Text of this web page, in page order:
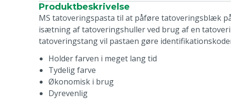
Produktbeskrivelse
MS tatoveringspasta til at påføre tatoveringsblæk
isætning af tatoveringshuller ved brug af en
tatoveringstang vil pastaen gøre
Holder farven i meget lang tid
Tydelig farve
Økonomisk i brug
Dyrevenlig